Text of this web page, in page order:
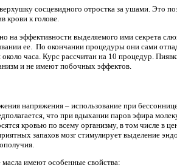
сосцевидного отростка за ушами. Это
крови к голове.
на эффективности выделяемого ими секрета
ее. По окончании процедуры они сами
около часа. Курс рассчитан на 10 процедур.
и не имеют побочных эффектов.
напряжения – использование при
что при вдыхании паров эфира
кровью по всему организму, в том числе в
запахов мозг стимулирует выделение
имеют особенные свойства: